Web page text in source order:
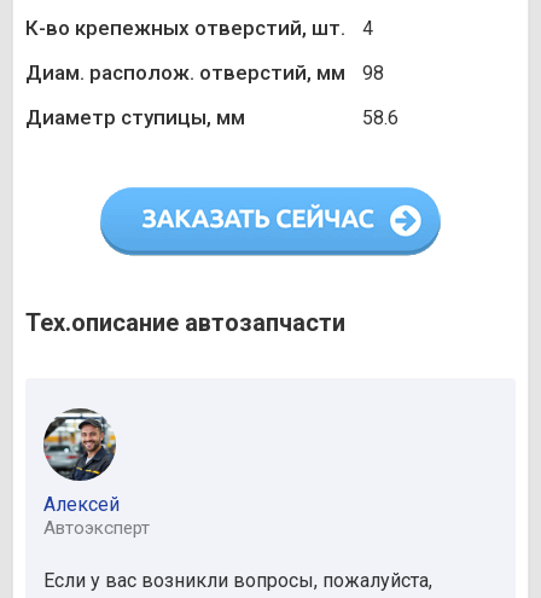
К-во крепежных отверстий, шт. 4
Диам. располож. отверстий, мм 98
Диаметр ступицы, мм 58.6
Тех.описание автозапчасти
Алексей
Автоэксперт
Если у вас возникли вопросы, пожалуйста,